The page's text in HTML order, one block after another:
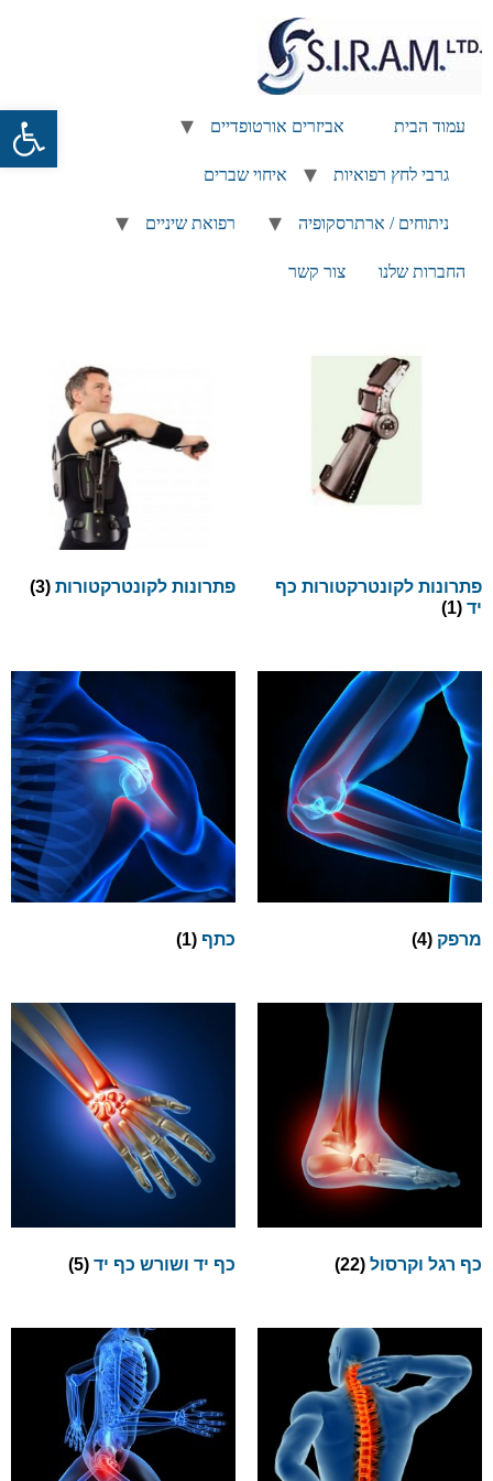
עמוד הבית אביזרים אורטופדיים
גרבי לחץ רפואיות איחוי שברים
ניתוחים / ארתרסקופיה רפואת שיניים
החברות שלנו צור קשר
פתרונות לקונטרקטורות כף
יד (1)
פתרונות לקונטרקטורות (3)
מרפק (4) כתף (1)
כף רגל וקרסול (22) כף יד ושורש כף יד (5)